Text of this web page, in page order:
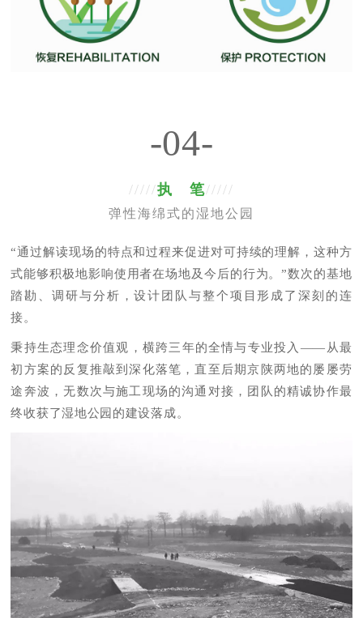
-04-
/////执 笔/////
弹性海绵式的湿地公园
“通过解读现场的特点和过程来促进对可持续的理解，这种方
式能够积极地影响使用者在场地及今后的行为。”数次的基地
踏勘、调研与分析，设计团队与整个项目形成了深刻的连
接。
秉持生态理念价值观，横跨三年的全情与专业投入——从最
初方案的反复推敲到深化落笔，直至后期京陕两地的屡屡劳
途奔波，无数次与施工现场的沟通对接，团队的精诚协作最
终收获了湿地公园的建设落成。